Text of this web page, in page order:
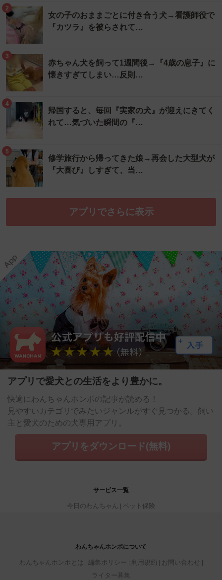
2
女の子のおままごとに付き合う犬→看護師役で
『カツラ』を被らされて…
3
赤ちゃん犬を飼って1週間後→『4歳の息子』に
懐きすぎてしまい…反則…
4
帰国すると、毎回『実家の犬』が迎えにきてく
れて…気づいた瞬間の『…
5
修学旅行から帰ってきた娘→再会した大型犬が
『大喜び』しすぎて、当…
アプリでさらに表示
アプリで愛犬との生活をより豊かに。
快適にわんちゃんホンポの記事が読める！
見やすいカテゴリでみたいジャンルがすぐ見つかる。飼い
主と愛犬のための犬専用アプリ。
アプリをダウンロード(無料)
サービス一覧
今日のわんちゃん ペット保険
わんちゃんホンポについて
わんちゃんホンポとは 編集ポリシー 利用規約
お問い合わせ
ライター募集